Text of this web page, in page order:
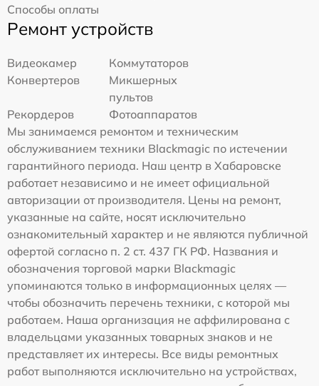
Способы оплаты
Ремонт устройств
Видеокамер
Коммутаторов
Конвертеров
Микшерных
пультов
Рекордеров
Фотоаппаратов
Мы занимаемся ремонтом и техническим
обслуживанием техники Blackmagic по истечении
гарантийного периода. Наш центр в Хабаровске
работает независимо и не имеет официальной
авторизации от производителя. Цены на ремонт,
указанные на сайте, носят исключительно
ознакомительный характер и не являются публичной
офертой согласно п. 2 ст. 437 ГК РФ. Названия и
обозначения торговой марки Blackmagic
упоминаются только в информационных целях —
чтобы обозначить перечень техники, с которой мы
работаем. Наша организация не аффилирована с
владельцами указанных товарных знаков и не
представляет их интересы. Все виды ремонтных
работ выполняются исключительно на устройствах,